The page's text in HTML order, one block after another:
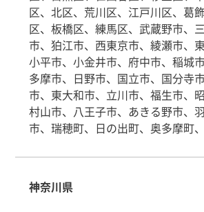
区、北区、荒川区、江戸川区、葛
区、板橋区、練馬区、武蔵野市、
市、狛江市、西東京市、綾瀬市、東
小平市、小金井市、府中市、稲城市
多摩市、日野市、国立市、国分寺
市、東大和市、立川市、福生市、
村山市、八王子市、あきる野市、
市、瑞穂町、日の出町、奥多摩町
神奈川県